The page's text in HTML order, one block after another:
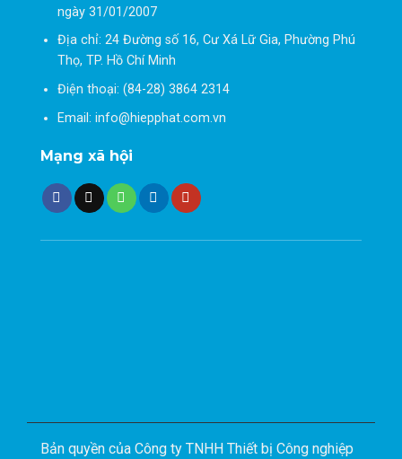
ngày 31/01/2007
Địa chỉ: 24 Đường số 16, Cư Xá Lữ Gia, Phường Phú
Thọ, TP. Hồ Chí Minh
Điện thoại: (84-28) 3864 2314
Email: info@hiepphat.com.vn
Mạng xã hội
Bản quyền của Công ty TNHH Thiết bị Công nghiệp